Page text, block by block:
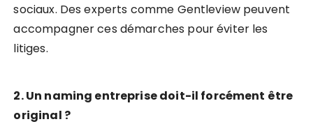
sociaux. Des experts comme Gentleview peuvent
accompagner ces démarches pour éviter les
litiges.
2. Un naming entreprise doit-il forcément être
original ?